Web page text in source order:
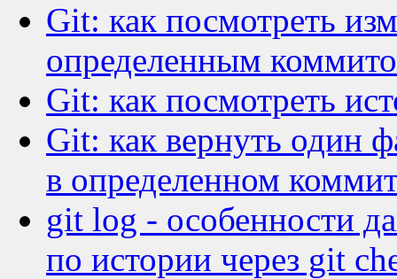
Git: как посмотреть
определенным
Git: как посмотреть
Git: как вернуть один
в определенном
git log - особенности
по истории через git